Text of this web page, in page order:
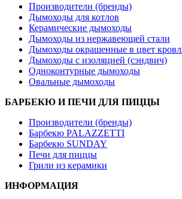
Производители (бренды)
Дымоходы для котлов
Керамические дымоходы
Дымоходы из нержавеющей стали
Дымоходы окрашенные в цвет
Дымоходы с изоляцией (сэндвич)
Одноконтурные дымоходы
Овальные дымоходы
БАРБЕКЮ И ПЕЧИ ДЛЯ ПИЦЦЫ
Производители (бренды)
Барбекю PALAZZETTI
Барбекю SUNDAY
Печи для пиццы
Грили из керамики
ИНФОРМАЦИЯ